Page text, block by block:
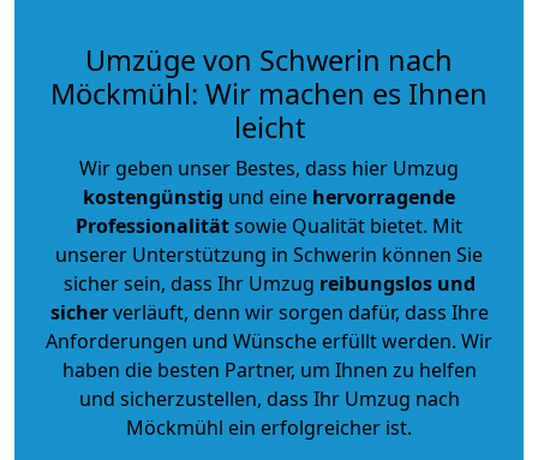
Umzüge von Schwerin nach
Möckmühl: Wir machen es Ihnen
leicht
Wir geben unser Bestes, dass hier Umzug
kostengünstig und eine hervorragende
Professionalitätsowie Qualität bietet. Mit
unserer Unterstützung in Schwerin können Sie
sicher sein, dass Ihr Umzug reibungslos und
sicherverläuft, denn wir sorgen dafür, dass Ihre
Anforderungen und Wünsche erfüllt werden. Wir
haben die besten Partner, um Ihnen zu helfen
und sicherzustellen, dass Ihr Umzug nach
Möckmühl ein erfolgreicher ist.